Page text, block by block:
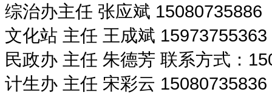
综治办主任 张应斌 15080735886
文化站 主任 王成斌 15973755363
民政办 主任 朱德芳 联系方式：
计生办 主任 宋彩云 15080735836